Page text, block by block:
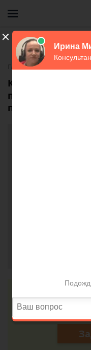
Главная-FAQ
Как выиграть
пожилой
программе
Ответ на